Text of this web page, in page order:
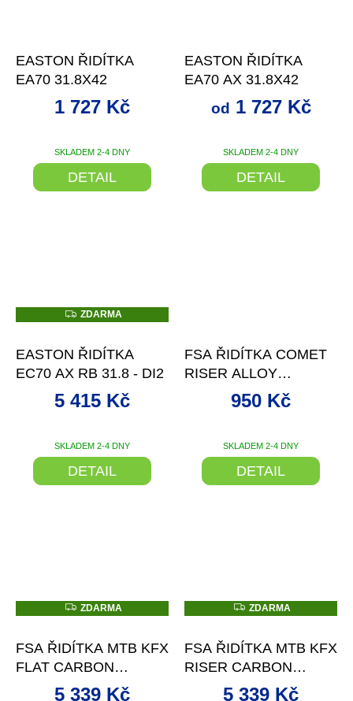
EASTON ŘIDÍTKA
EA70 31.8X42
SKLADEM 2-4 DNY
1 727 Kč
DETAIL
EASTON ŘIDÍTKA
EA70 AX 31.8X42
SKLADEM 2-4 DNY
od 1 727 Kč
DETAIL
Z
D
R
M
A
ZDARMA
EASTON ŘIDÍTKA
EC70 AX RB 31.8 - DI2
SKLADEM 2-4 DNY
5 415 Kč
DETAIL
FSA ŘIDÍTKA COMET
RISER ALLOY
35X800X15 MM
SKLADEM 2-4 DNY
950 Kč
DETAIL
Z
D
R
M
A
ZDARMA
FSA ŘIDÍTKA MTB KFX
FLAT CARBON
31.8X760 MM
5 339 Kč
Z
D
R
M
A
ZDARMA
FSA ŘIDÍTKA MTB KFX
RISER CARBON
31.8X760X18 MM
5 339 Kč